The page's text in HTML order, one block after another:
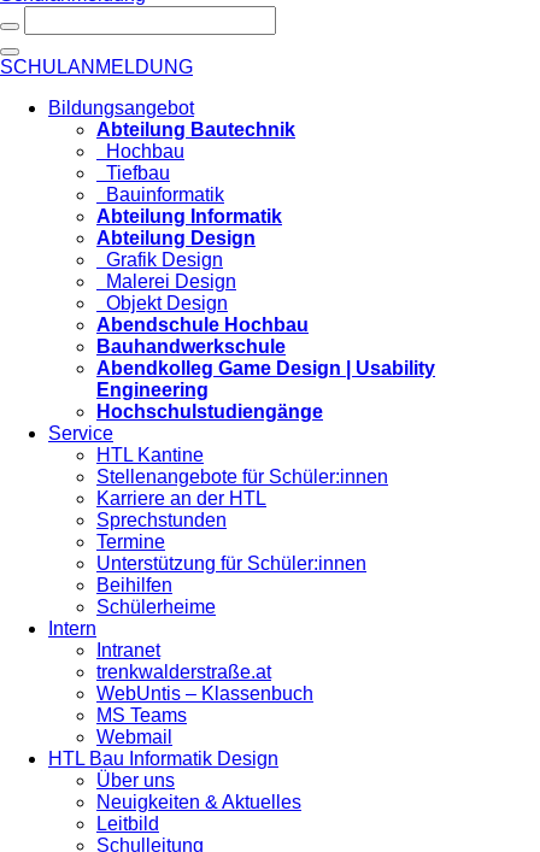
SCHULANMELDUNG
Bildungsangebot
Abteilung Bautechnik
Hochbau
Tiefbau
Bauinformatik
Abteilung Informatik
Abteilung Design
Grafik Design
Malerei Design
Objekt Design
Abendschule Hochbau
Bauhandwerkschule
Abendkolleg Game Design | Usability
Engineering
Hochschulstudiengänge
Service
HTL Kantine
Stellenangebote für Schüler:innen
Karriere an der HTL
Sprechstunden
Termine
Unterstützung für Schüler:innen
Beihilfen
Schülerheime
Intern
Intranet
trenkwalderstraße.at
WebUntis – Klassenbuch
MS Teams
Webmail
HTL Bau Informatik Design
Über uns
Neuigkeiten & Aktuelles
Leitbild
Schulleitung